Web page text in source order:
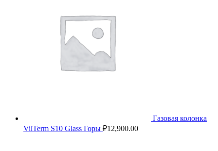
Газовая колонка
VilTerm S10 Glass Горы ₽12,900.00